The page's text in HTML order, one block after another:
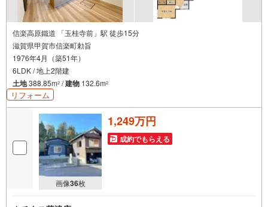
信楽高原鐵道 「玉桂寺前」駅 徒歩15分
滋賀県甲賀市信楽町勅旨
1976年4月（築51年）
6LDK / 地上2階建
土地388.85m2 /建物 132.6m2
リフォーム
画像36枚
1,249万円
成約でもらえる